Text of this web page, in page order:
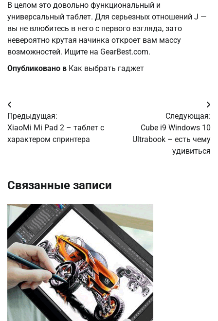
В целом это довольно функциональный и
универсальный таблет. Для серьезных отношений J —
вы не влюбитесь в него с первого взгляда, зато
невероятно крутая начинка откроет вам массу
возможностей. Ищите на GearBest.com.
Опубликовано в Как выбрать гаджет
Навигация
по
записям
Предыдущая:
XiaoMi Mi Pad 2 – таблет с
характером спринтера
Следующая:
Cube i9 Windows 10
Ultrabook – есть чему
удивиться
Связанные записи